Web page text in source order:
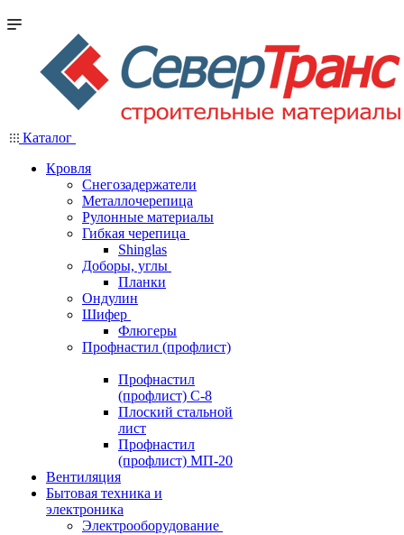
Каталог
Кровля
Снегозадержатели
Металлочерепица
Рулонные материалы
Гибкая черепица
Shinglas
Доборы, углы
Планки
Ондулин
Шифер
Флюгеры
Профнастил (профлист)
Профнастил
(профлист) С-8
Плоский стальной
лист
Профнастил
(профлист) МП-20
Вентиляция
Бытовая техника и
электроника
Электрооборудование